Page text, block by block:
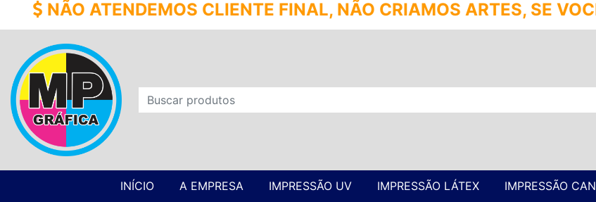
ATENDEMOS CLIENTE FINAL, NÃO CRIAMOS ARTES, SE VOCÊ NÃO
INÍCIO A EMPRESA IMPRESSÃO UV IMPRESSÃO LÁTEX IMPRESSÃO